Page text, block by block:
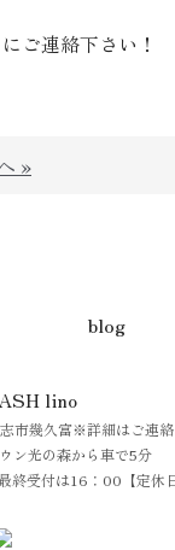
ご連絡下さい！
»
blog
lino
市幾久富※詳細はご連
ン光の森から車で5分
終受付は16：00【定休